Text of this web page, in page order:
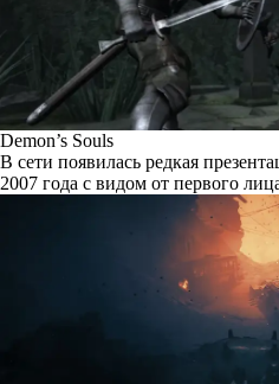
Demon’s Souls
В сети появилась редкая
2007 года с видом от первого